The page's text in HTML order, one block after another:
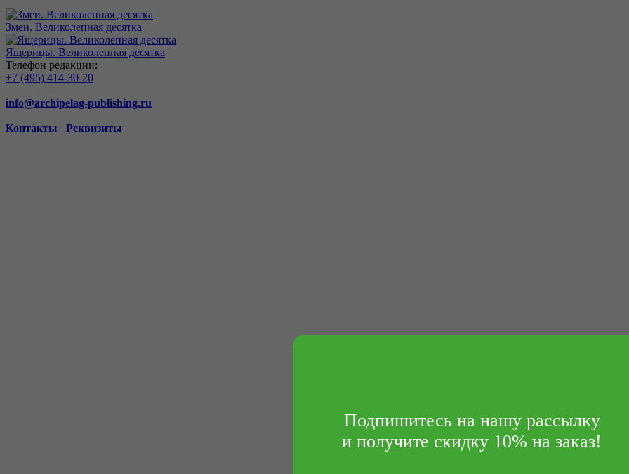
Змеи. Великолепная десятка
Ящерицы. Великолепная десятка
Телефон редакции:
+7 (495) 414-30-20
info@archipelag-publishing.ru
Контакты Реквизиты
Подпишитесь на нашу рассылку
и получите скидку 10% на заказ!